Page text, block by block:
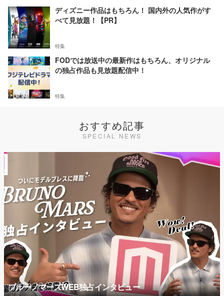
ディズニー作品はもちろん！ 国内外の人気作がす
べて見放題！【PR】
特集
FODでは放送中の最新作はもちろん、オリジナル
の独占作品も見放題配信中！
特集
おすすめ記事
SPECIAL NEWS
ブルーノマーズWEB独占インタビュー